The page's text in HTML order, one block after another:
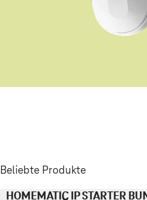
Beliebte Produkte
HOMEMATIC IP STARTER